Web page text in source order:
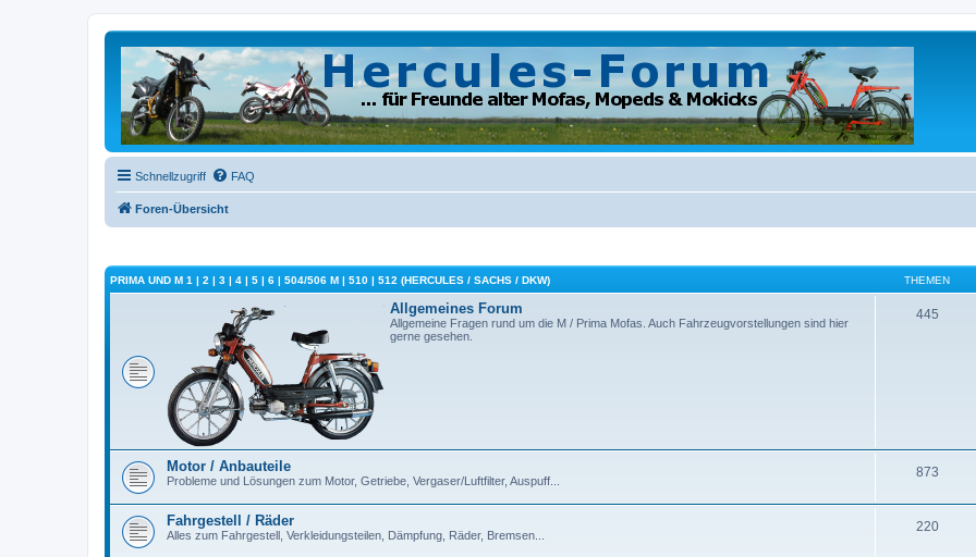
Schnellzugriff FAQ
Foren-Übersicht
PRIMA UND M 1 | 2 | 3 | 4 | 5 | 6 | 504/506 M | 510 | 512 (HERCULES / SACHS / DKW) THEMEN
Allgemeines Forum
Allgemeine Fragen rund um die M / Prima Mofas. Auch Fahrzeugvorstellungen sind hier
gerne gesehen.
445
Motor / Anbauteile
Probleme und Lösungen zum Motor, Getriebe, Vergaser/Luftfilter, Auspuff...
873
Fahrgestell / Räder
Alles zum Fahrgestell, Verkleidungsteilen, Dämpfung, Räder, Bremsen...
220